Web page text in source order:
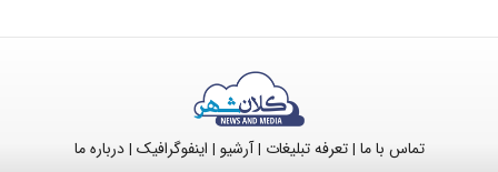
تماس با ما |تعرفه تبلیغات |آرشیو | اینفوگرافیک |درباره ما